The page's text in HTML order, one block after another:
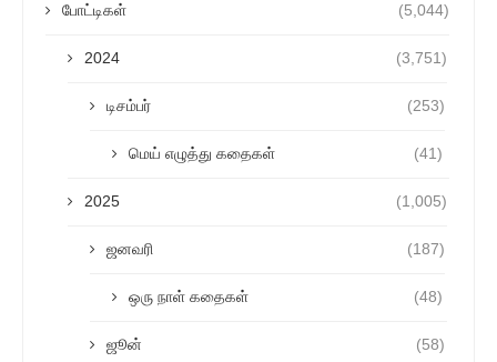
போட்டிகள் (5,044)
2024 (3,751)
டிசம்பர் (253)
மெய் எழுத்து கதைகள் (41)
2025 (1,005)
ஜனவரி (187)
ஒரு நாள் கதைகள் (48)
ஜூன் (58)